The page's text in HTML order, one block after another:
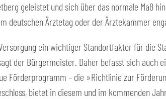
geleistet und sich über das normale Maß
deutschen Ärztetag oder der Ärztekammer
ein wichtiger Standortfaktor für die
der Bürgermeister. Daher befasst sich auch
Förderprogramm – die »Richtlinie zur
bietet in diesem und im kommenden